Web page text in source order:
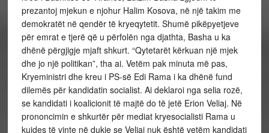
prezantoj mjekun e njohur Halim Kosova, në një takim me
demokratët në qendër të kryeqytetit. Shumë pikëpyetjeve
për emrat e tjerë që u përfolën nga djathta, Basha u ka
dhënë përgjigje mjaft shkurt. “Qytetarët kërkuan një mjek
dhe jo një politikan”, tha ai. Vetëm pak minuta më pas,
Kryeministri dhe kreu i PS-së Edi Rama i ka dhënë fund
dilemës për kandidatin socialist. Ai deklaroi nga selia rozë,
se kandidati i koalicionit të majtë do të jetë Erion Veliaj. Në
prononcimin e shkurtër për mediat kryesocialisti Rama u
kujdes të vinte në dukje se Veliaj nuk është vetëm kandidati